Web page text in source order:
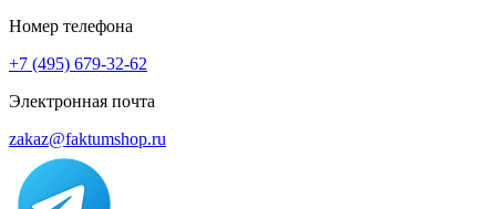
Номер телефона
+7 (495) 679-32-62
Электронная почта
zakaz@faktumshop.ru